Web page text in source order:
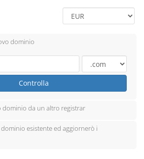
dominio
Controlla
dominio da un altro registrar
esistente ed aggiornerò i